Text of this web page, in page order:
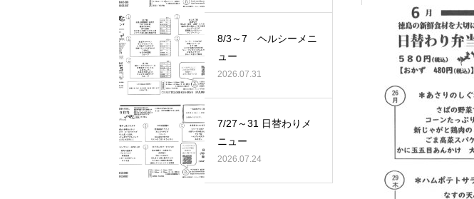
の定植に 行って来ました。
2025年 食品衛生優良施設 厚生労働大臣賞受
賞 表彰を賜りました。
食への知
6月22日
🇹🇼🇰🇷開
8/3～7 ヘルシーメニュー
2026.07.31
7/27～31 日
2026.07.24
8/3～7 ヘルシーメニ
ュー
2026.07.31
7/27～31 日替わりメ
ニュー
2026.07.24